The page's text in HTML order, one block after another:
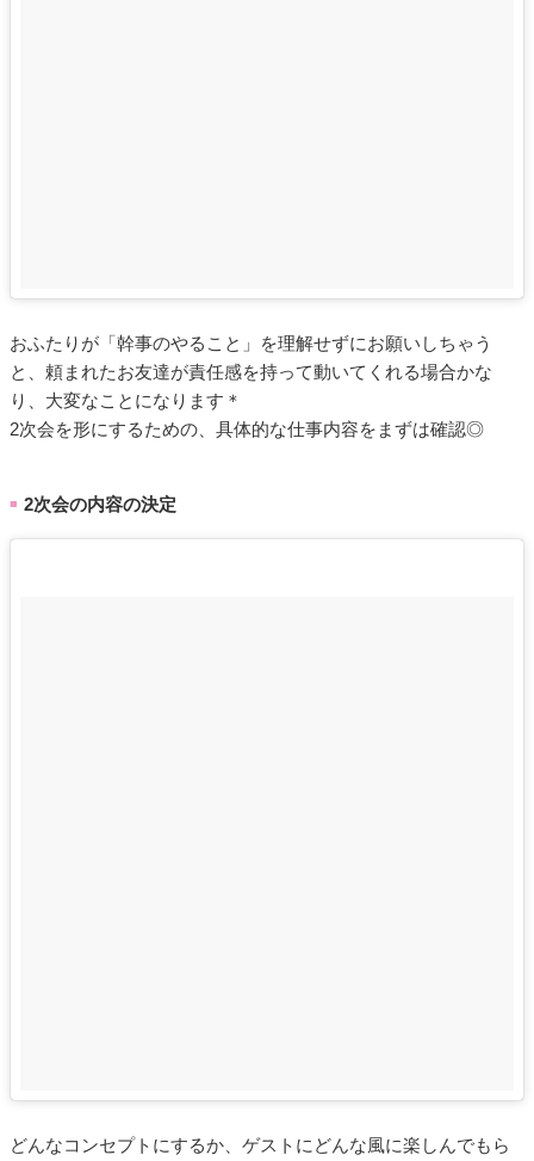
おふたりが「幹事のやること」を理解せずにお願いしちゃう
と、頼まれたお友達が責任感を持って動いてくれる場合かな
り、大変なことになります＊
2次会を形にするための、具体的な仕事内容をまずは確認◎
■ 2次会の内容の決定
どんなコンセプトにするか、ゲストにどんな風に楽しんでもら